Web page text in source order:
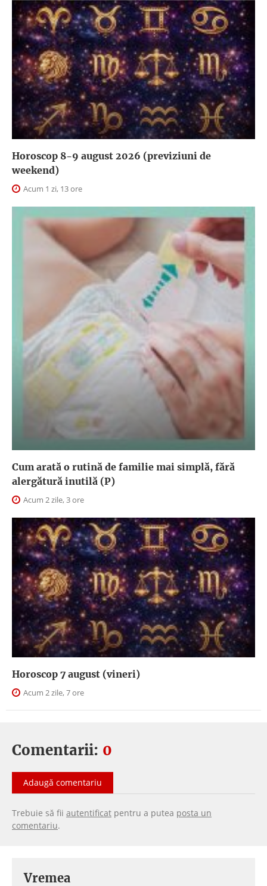
Horoscop 8-9 august 2026 (previziuni de
weekend)
Acum 1 zi, 13 ore
Cum arată o rutină de familie mai simplă, fără
alergătură inutilă (P)
Acum 2 zile, 3 ore
Horoscop 7 august (vineri)
Acum 2 zile, 7 ore
Comentarii: 0
Adaugă comentariu
Trebuie să fii autentificat pentru a putea posta un
comentariu.
Vremea